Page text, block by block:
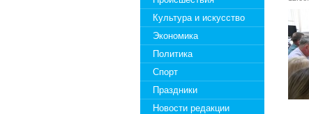
Культура и искусство
Экономика
Политика
Спорт
Праздники
Новости редакции